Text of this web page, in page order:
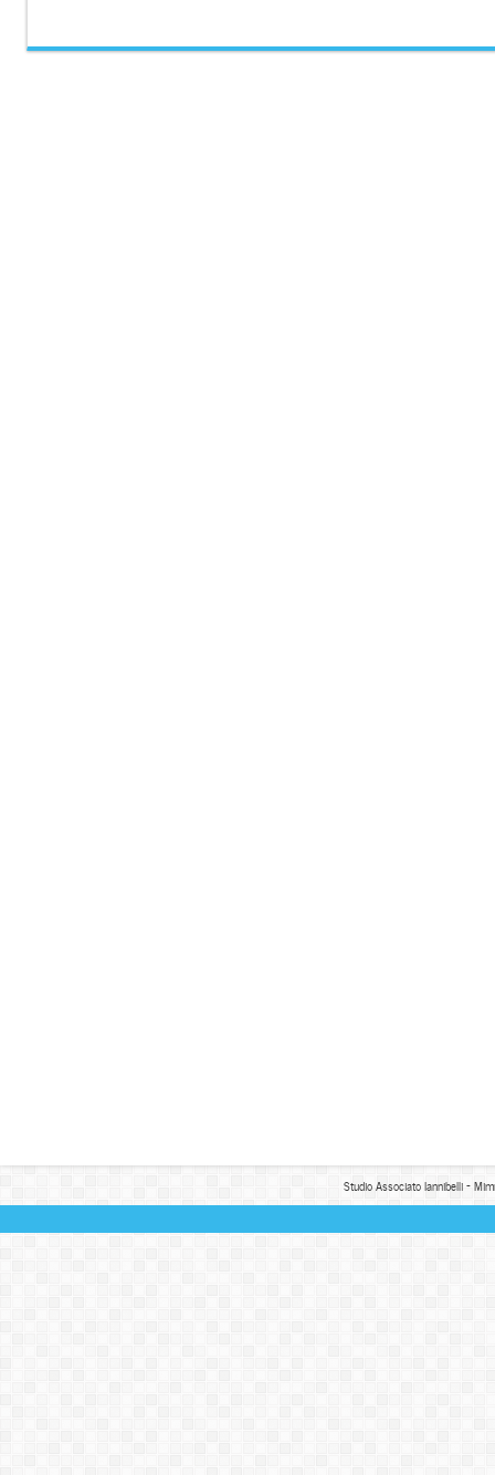
Studio Associato Iannibelli -